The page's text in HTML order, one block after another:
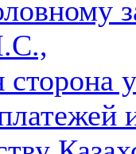
сторона